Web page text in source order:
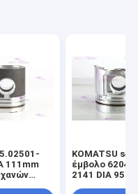
111mm
KOMATSU
έμβολο 6204-
2141 DIA